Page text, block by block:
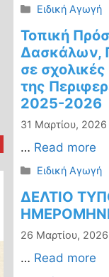
Κατηγορίες
Ειδική Αγωγή
Τοπική
Δασκάλων,
σε
της
2025-2026
31 Μαρτίου,
… Read more
Κατηγορίες
Ειδική Αγωγή
ΔΕΛΤΙΟ
26 Μαρτίου,
… Read more